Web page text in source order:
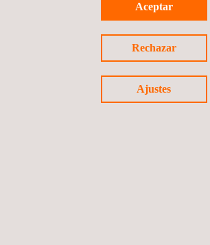
CONTÁCTANOS Y EXPLÍCANOS
Aceptar
Rechazar
Ajustes